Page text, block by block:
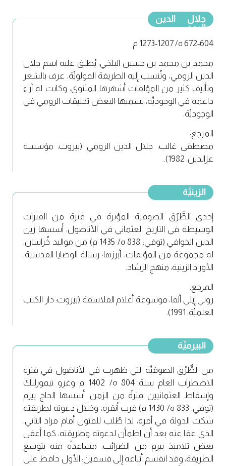
جلال الدين
الرومي
672-604 ه/ 1207-1273 م
محمد بن محمد بن حسين البلخي، يُطلق عليه اسم جلال
الدين الرومي، وتُنسب إليه الطريقة المولويِّة، عرف بالشعر
وتأليف كثير من المؤلفات أشهرها المثنوي، وكانت له آراء
داعمة في الوجوديِّة، يسميها البعض تحليقات الرومي في
الوجوديِّة.
المرجع:
مصطفى غالب، جلال الدين الرومي (بيروت: مؤسسة
عزالدين، 1982).
الزينيِّة
إحدى الطٌّرُق الصوفية المؤثرة في فترة من الفترات
الوسيطة في التاريخ العثماني في الأناضول، أسسها زين
الدين الخوافي (توفي: 838 ه/ 1435 م) من مواليد خُراسان،
له مجموعة من المؤلفات، أبرزها: رسالة الوصايا القدسية،
الأوراد الزينية، منهج الرشاد.
المرجع:
روني إيلي ألفا، موسوعة أعلام الفلاسفة (بيروت: دار الكتب
العلميِّة، 1991).
البيرميِّة
من الطٌّرُق الصوفيِّة التي ظهرت في الأناضول في فترة
الاضطراب العام سنة 804 ه/ 1402 م وغزو تيمورلنك
وإسقاط العثمانيين فترةً من الزمن، أسسها الحاج بيرم
(توفي: 833 ه/ 1430 م) قرب أنقرة، وخلال دعوته لطريقته
شكت الدولة في أمره، لذا طُلب للمثول أمام مراد الثاني،
الذي عفا عنه بعد أن اطمأن لدعوته وطريقته، كما أعفى
بعض تلاميذ بيرم من الضرائب، مساعدةً منه بتوسع
الطريقة، وقد انقسم أتباعه إلى قسمين: الأول حافظ على